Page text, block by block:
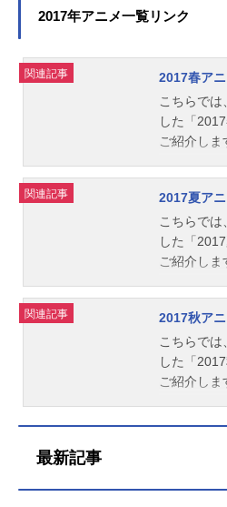
志村新八
村勘九郎志
外：ムロツ
朗来島ま
井浩文村
早見あかり
（声）：山
「銀...
命を狙い
るためにこ
シリーズ銀
月17日（
栗旬志村
環奈土方十
田総悟：吉
飛あやめ：
村妙：長
生平賀源
ムラ緑子キ
九郎高杉晋
作：「銀...
2017年アニメ一覧リンク
関連記事
2017春アニ
こちらで
した「
ご紹介しま
関連記事
2017夏アニ
こちらで
した「
ご紹介しま
関連記事
2017秋アニ
こちらで
した「
ご紹介しま
最新記事